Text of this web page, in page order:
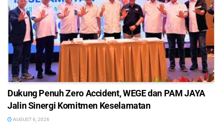
Dukung Penuh Zero Accident, WEGE dan PAM JAYA
Jalin Sinergi Komitmen Keselamatan
AUGUST 6, 2026